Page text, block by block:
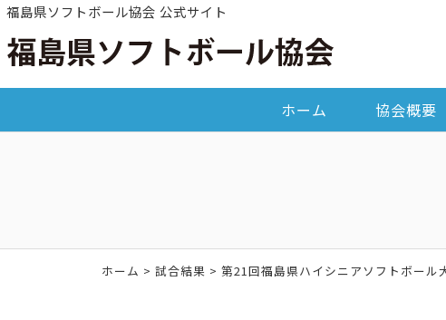
福島県ソフトボール協会 公式サイト
ホーム 協会概要
ホーム > 試合結果 > 第21回福島県ハイシニアソフトボール